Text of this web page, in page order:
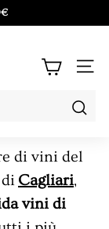
di vini del
Cagliari,
vini di